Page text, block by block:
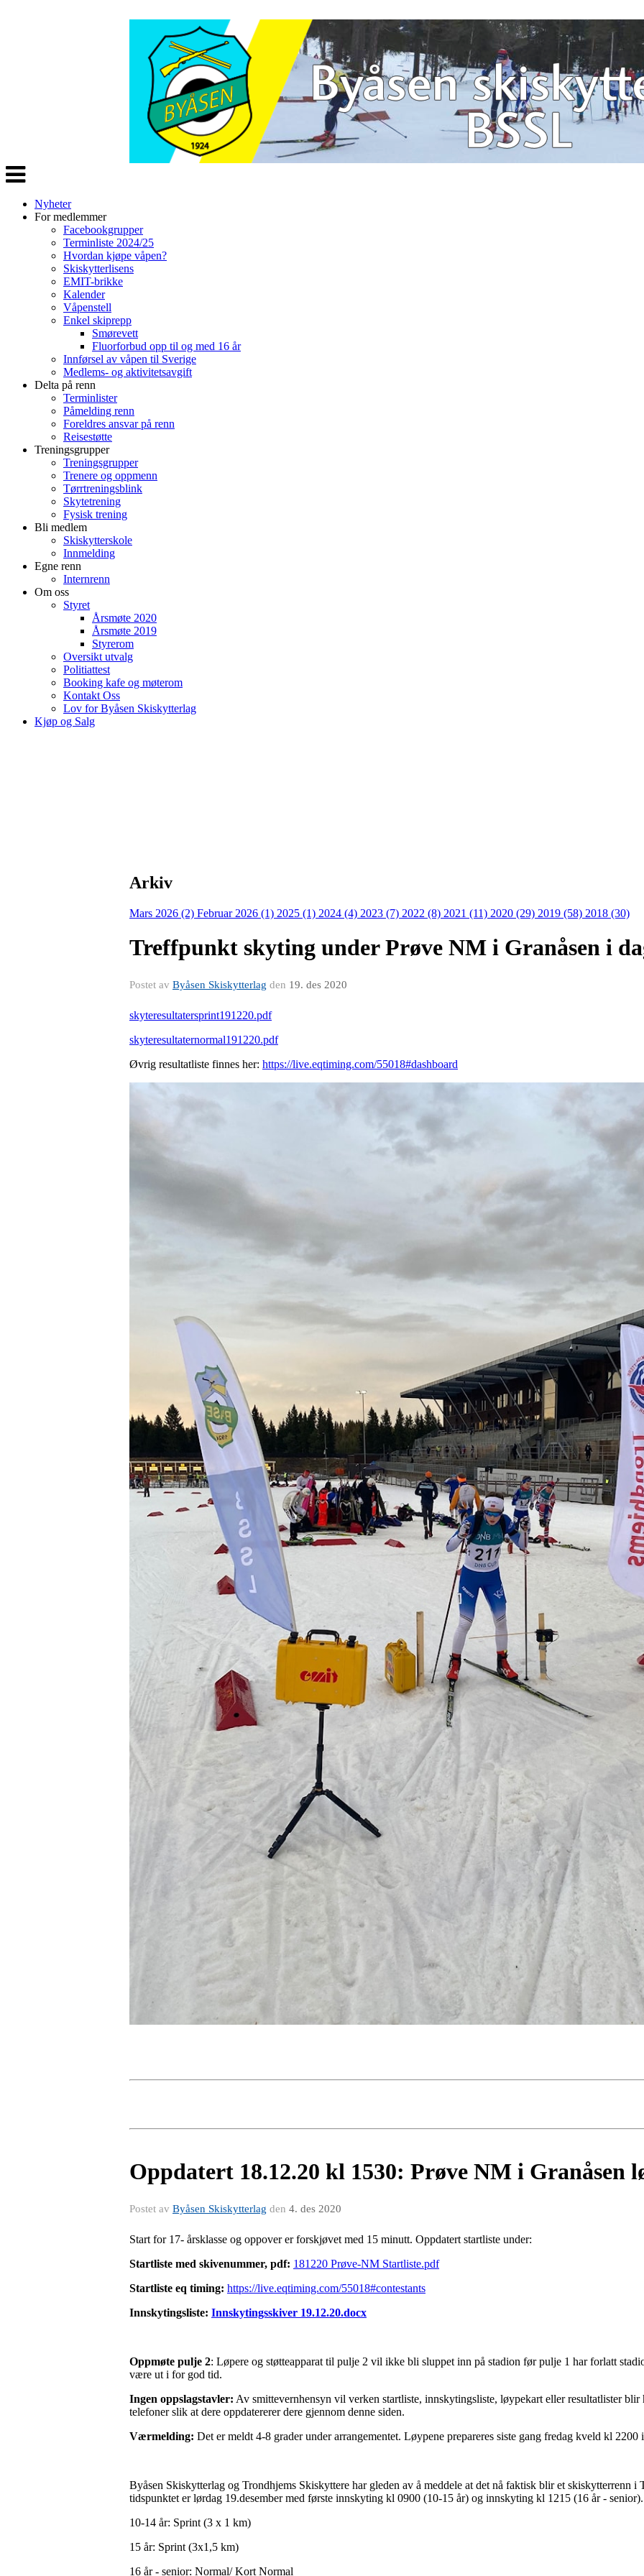
Veksle
navigasjon
Nyheter
For medlemmer
Facebookgrupper
Terminliste 2024/25
Hvordan kjøpe våpen?
Skiskytterlisens
EMIT-brikke
Kalender
Våpenstell
Enkel skiprepp
Smørevett
Fluorforbud opp til og med 16 år
Innførsel av våpen til Sverige
Medlems- og aktivitetsavgift
Delta på renn
Terminlister
Påmelding renn
Foreldres ansvar på renn
Reisestøtte
Treningsgrupper
Treningsgrupper
Trenere og oppmenn
Tørrtreningsblink
Skytetrening
Fysisk trening
Bli medlem
Skiskytterskole
Innmelding
Egne renn
Internrenn
Om oss
Styret
Årsmøte 2020
Årsmøte 2019
Styrerom
Oversikt utvalg
Politiattest
Booking kafe og møterom
Kontakt Oss
Lov for Byåsen Skiskytterlag
Kjøp og Salg
Arkiv
Mars 2026 (2) Februar 2026 (1) 2025 (1) 2024 (4) 2023 (7) 2022 (8) 2021 (11) 2020 (29) 2019 (58) 2018 (30)
Treffpunkt skyting under Prøve NM i Granåsen i
Postet av Byåsen Skiskytterlag den 19. des 2020
skyteresultatersprint191220.pdf
skyteresultaternormal191220.pdf
Øvrig resultatliste finnes her: https://live.eqtiming.com/55018#dashboard
Oppdatert 18.12.20 kl 1530: Prøve NM i Granåsen
Postet av Byåsen Skiskytterlag den 4. des 2020
Start for 17- årsklasse og oppover er forskjøvet med 15 minutt. Oppdatert startliste under:
Startliste med skivenummer, pdf: 181220 Prøve-NM Startliste.pdf
Startliste eq timing: https://live.eqtiming.com/55018#contestants
Innskytingsliste: Innskytingsskiver 19.12.20.docx
Oppmøte pulje 2: Løpere og støtteapparat til pulje 2 vil ikke bli sluppet inn på stadion før pulje 1 har forlatt
være ut i for god tid.
Ingen oppslagstavler: Av smittevernhensyn vil verken startliste, innskytingsliste, løypekart eller resultatlister
telefoner slik at dere oppdatererer dere gjennom denne siden.
Værmelding: Det er meldt 4-8 grader under arrangementet. Løypene prepareres siste gang fredag kveld kl 2200
Byåsen Skiskytterlag og Trondhjems Skiskyttere har gleden av å meddele at det nå faktisk blir et skiskytterrenn i
tidspunktet er lørdag 19.desember med første innskyting kl 0900 (10-15 år) og innskyting kl 1215 (16 år - senior).
10-14 år: Sprint (3 x 1 km)
15 år: Sprint (3x1,5 km)
16 år - senior: Normal/ Kort Normal